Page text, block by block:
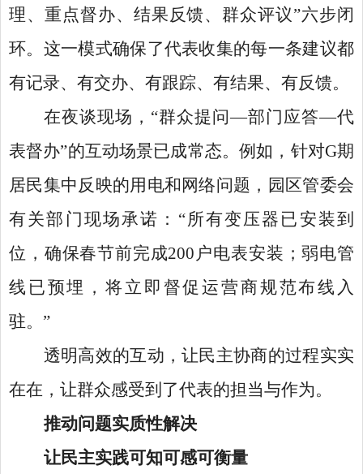
理、重点督办、结果反馈、群众评议”六步闭
环。这一模式确保了代表收集的每一条建议都
有记录、有交办、有跟踪、有结果、有反馈。
在夜谈现场， “群众提问—部门应答—代
表督办”的互动场景已成常态。例如，针对G期
居民集中反映的用电和网络问题，园区管委会
有关部门现场承诺：“所有变压器已安装到
位，确保春节前完成200户电表安装；弱电管
线已预埋，将立即督促运营商规范布线入
驻。”
透明高效的互动，让民主协商的过程实实
在在，让群众感受到了代表的担当与作为。
推动问题实质性解决
让民主实践可知可感可衡量